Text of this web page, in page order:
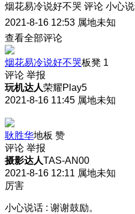
烟花易冷说好不哭 评论 小心
2021-8-16 12:53 属地未知
查看全部评论
烟花易冷说好不哭板凳 1
评论 举报
玩机达人荣耀Play5
2021-8-16 11:45 属地未知
耿胜华地板 赞
评论 举报
摄影达人TAS-AN00
2021-8-16 12:11 属地未知
厉害
小心说话 : 谢谢鼓励。